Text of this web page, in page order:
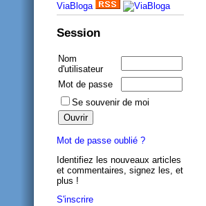
ViaBloga
Session
Nom
d'utilisateur
Mot de passe
Se souvenir de moi
Mot de passe oublié ?
Identifiez les nouveaux articles
et commentaires, signez les, et
plus !
S'inscrire